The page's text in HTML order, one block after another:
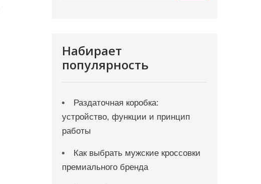
Набирает
популярность
Раздаточная коробка:
устройство, функции и принцип
работы
Как выбрать мужские кроссовки
премиального бренда